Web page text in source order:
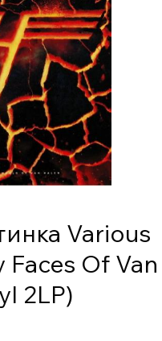
Various
Of Van
2LP)